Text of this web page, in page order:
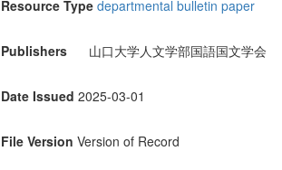
Resource Type departmental bulletin paper
Publishers 山口大学人文学部国語国文学会
Date Issued 2025-03-01
File Version Version of Record